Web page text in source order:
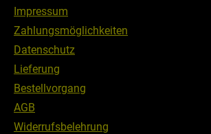
Impressum
Zahlungsmöglichkeiten
Datenschutz
Lieferung
Bestellvorgang
AGB
Widerrufsbelehrung